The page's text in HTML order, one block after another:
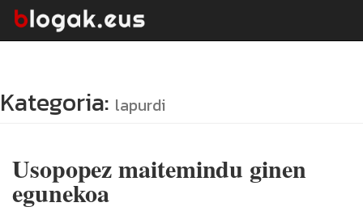
Kategoria: lapurdi
Usopopez maitemindu ginen
egunekoa